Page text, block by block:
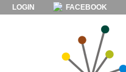
LOGIN FACEBOOK